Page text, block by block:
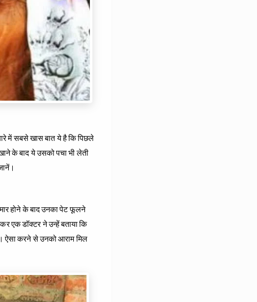
में सबसे खास बात ये है कि पिछले
के बाद ये उसको पचा भी लेती
होने के बाद उनका पेट फूलने
एक डॉक्‍टर ने उन्‍हें बताया कि
ऐसा करने से उनको आराम मिल